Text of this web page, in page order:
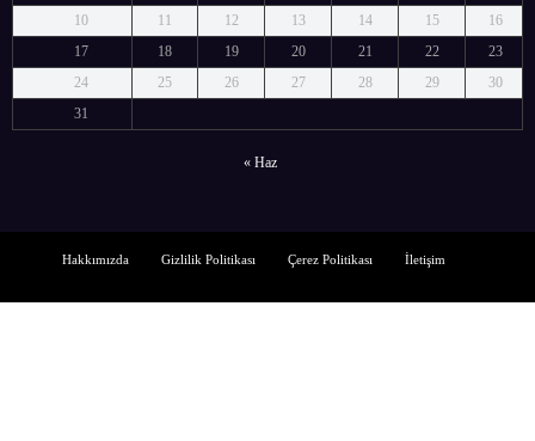
10
11 12 13 14 15
16
17
18 19 20 21 22
23
24
25 26 27 28 29
30
31
« Haz
Hakkımızda Gizlilik Politikası Çerez Politikası İletişim